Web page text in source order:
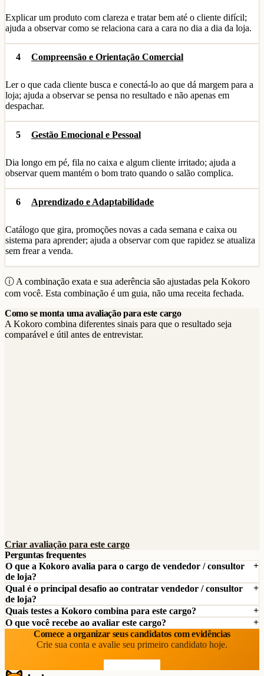
Explicar um produto com clareza e tratar bem até o cliente difícil;
ajuda a observar como se relaciona cara a cara no dia a dia da loja.
4 Compreensão e Orientação Comercial
Ler o que cada cliente busca e conectá-lo ao que dá margem para a
loja; ajuda a observar se pensa no resultado e não apenas em
despachar.
5 Gestão Emocional e Pessoal
Dia longo em pé, fila no caixa e algum cliente irritado; ajuda a
observar quem mantém o bom trato quando o salão complica.
6 Aprendizado e Adaptabilidade
Catálogo que gira, promoções novas a cada semana e caixa ou
sistema para aprender; ajuda a observar com que rapidez se atualiza
sem frear a venda.
ⓘ A combinação exata e sua aderência são ajustadas pela Kokoro
com você. Esta combinação é um guia, não uma receita fechada.
Como se monta uma avaliação para este cargo
A Kokoro combina diferentes sinais para que o resultado seja
comparável e útil antes de entrevistar.
Criar avaliação para este cargo
Perguntas frequentes
O que a Kokoro avalia para o cargo de vendedor / consultor
de loja?
Qual é o principal desafio ao contratar vendedor / consultor
de loja?
Quais testes a Kokoro combina para este cargo?
O que você recebe ao avaliar este cargo?
Comece a organizar seus candidatos com evidências
Crie sua conta e avalie seu primeiro candidato hoje.